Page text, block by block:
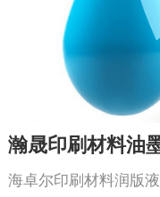
瀚晟印刷材料油
海卓尔印刷材料润版